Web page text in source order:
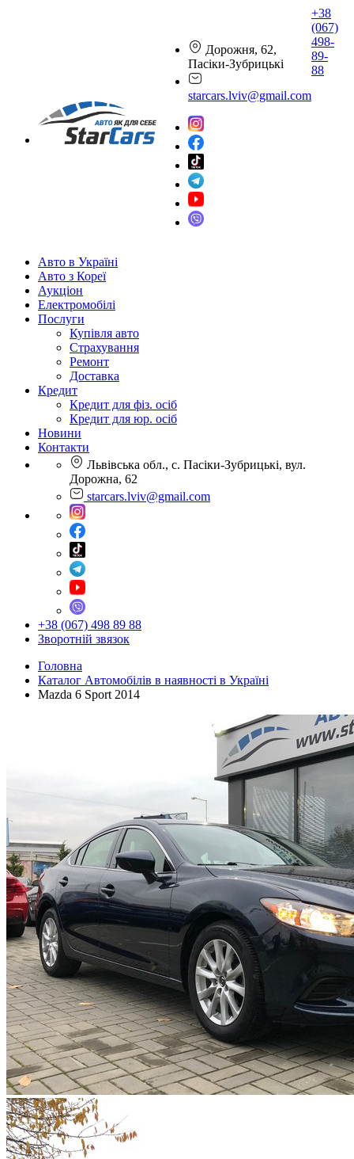
Дорожня, 62,
Пасіки-Зубрицькі
starcars.lviv@gmail.com
+38
(067)
498-
89-
88
Авто в Україні
Авто з Кореї
Аукціон
Електромобілі
Послуги
Купівля авто
Страхування
Ремонт
Доставка
Кредит
Кредит для фіз. осіб
Кредит для юр. осіб
Новини
Контакти
Львівська обл., с. Пасіки-Зубрицькі, вул.
Дорожна, 62
starcars.lviv@gmail.com
+38 (067) 498 89 88
Зворотній звязок
Головна
Каталог Автомобілів в наявності в Україні
Mazda 6 Sport 2014